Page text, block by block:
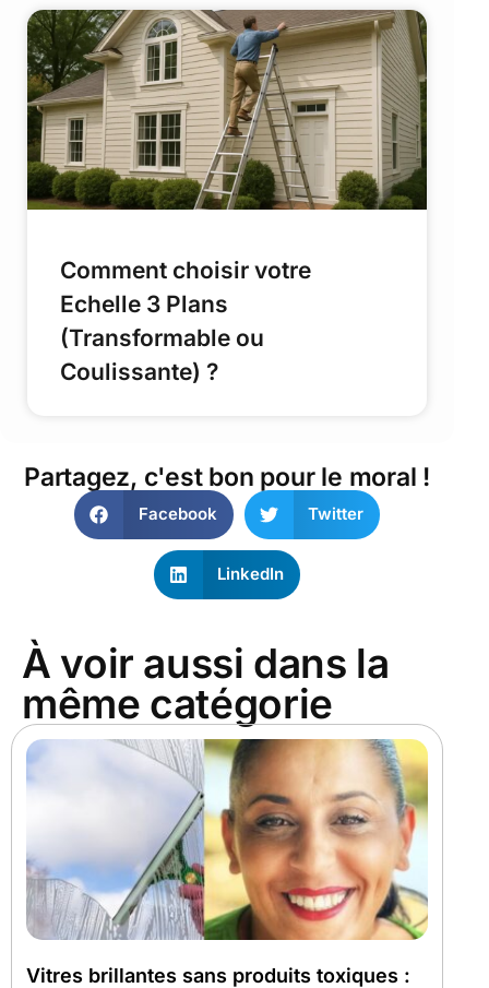
Comment choisir votre
Echelle 3 Plans
(Transformable ou
Coulissante) ?
Partagez, c'est bon pour le moral !
Facebook Twitter
LinkedIn
À voir aussi dans la
même catégorie
Vitres brillantes sans produits toxiques :